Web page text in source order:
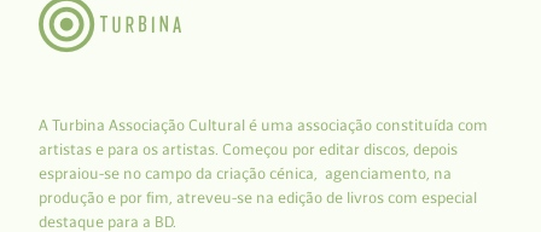
A Turbina Associação Cultural é uma associação constituída com
artistas e para os artistas. Começou por editar discos, depois
espraiou-se no campo da criação cénica, agenciamento, na
produção e por fim, atreveu-se na edição de livros com especial
destaque para a BD.